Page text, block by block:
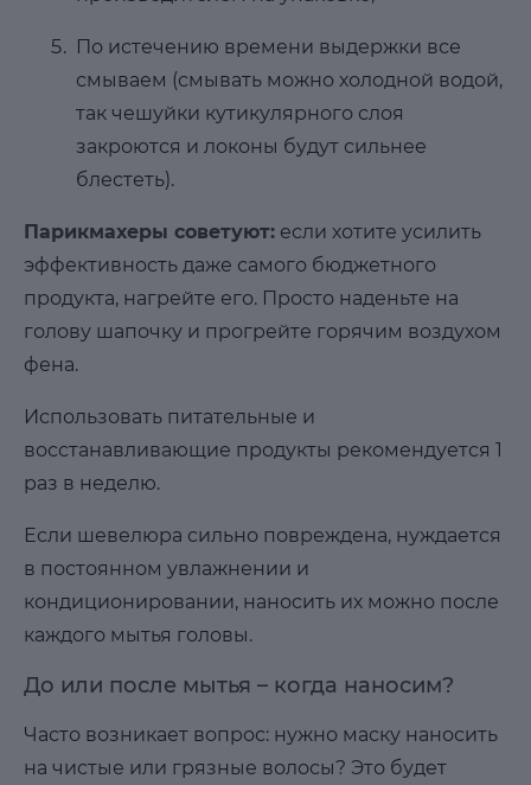
По истечению времени выдержки все
смываем (смывать можно холодной водой,
так чешуйки кутикулярного слоя
закроются и локоны будут сильнее
блестеть).
Парикмахеры советуют: если хотите усилить
эффективность даже самого бюджетного
продукта, нагрейте его. Просто наденьте на
голову шапочку и прогрейте горячим воздухом
фена.
Использовать питательные и
восстанавливающие продукты рекомендуется 1
раз в неделю.
Если шевелюра сильно повреждена, нуждается
в постоянном увлажнении и
кондиционировании, наносить их можно после
каждого мытья головы.
До или после мытья – когда наносим?
Часто возникает вопрос: нужно маску наносить
на чистые или грязные волосы? Это будет